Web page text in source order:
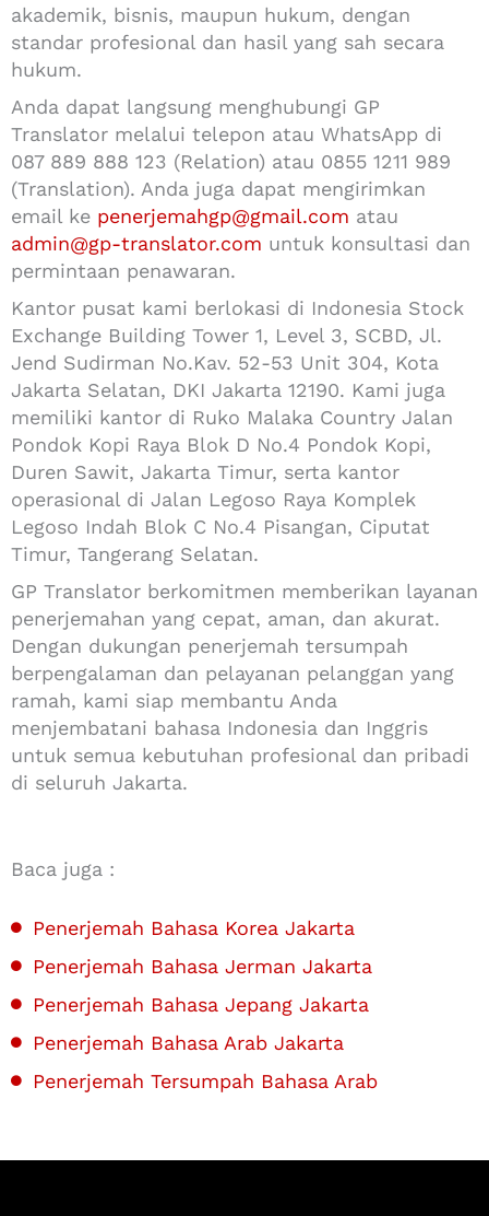
akademik, bisnis, maupun hukum, dengan
standar profesional dan hasil yang sah secara
hukum.
Anda dapat langsung menghubungi GP
Translator melalui telepon atau WhatsApp di
087 889 888 123 (Relation) atau 0855 1211 989
(Translation). Anda juga dapat mengirimkan
email ke penerjemahgp@gmail.com atau
admin@gp-translator.com untuk konsultasi dan
permintaan penawaran.
Kantor pusat kami berlokasi di Indonesia Stock
Exchange Building Tower 1, Level 3, SCBD, Jl.
Jend Sudirman No.Kav. 52-53 Unit 304, Kota
Jakarta Selatan, DKI Jakarta 12190. Kami juga
memiliki kantor di Ruko Malaka Country Jalan
Pondok Kopi Raya Blok D No.4 Pondok Kopi,
Duren Sawit, Jakarta Timur, serta kantor
operasional di Jalan Legoso Raya Komplek
Legoso Indah Blok C No.4 Pisangan, Ciputat
Timur, Tangerang Selatan.
GP Translator berkomitmen memberikan layanan
penerjemahan yang cepat, aman, dan akurat.
Dengan dukungan penerjemah tersumpah
berpengalaman dan pelayanan pelanggan yang
ramah, kami siap membantu Anda
menjembatani bahasa Indonesia dan Inggris
untuk semua kebutuhan profesional dan pribadi
di seluruh Jakarta.
Baca juga :
Penerjemah Bahasa Korea Jakarta
Penerjemah Bahasa Jerman Jakarta
Penerjemah Bahasa Jepang Jakarta
Penerjemah Bahasa Arab Jakarta
Penerjemah Tersumpah Bahasa Arab